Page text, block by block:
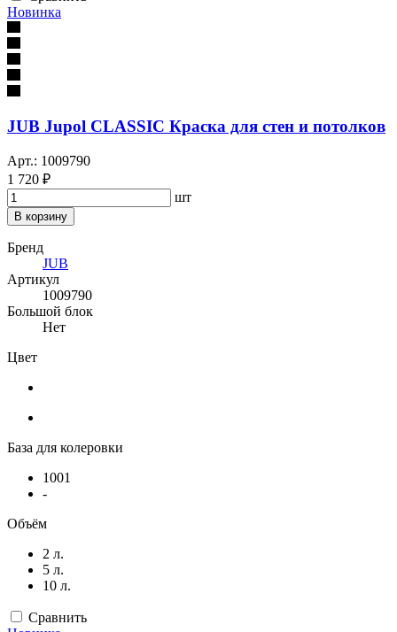
Новинка
JUB Jupol CLASSIC Краска для стен и потолков
Арт.: 1009790
1 720 ₽
шт
В корзину
Бренд
JUB
Артикул
1009790
Большой блок
Нет
Цвет
База для колеровки
1001
-
Объём
2 л.
5 л.
10 л.
Сравнить